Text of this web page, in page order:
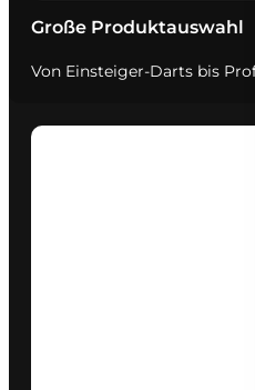
Große Produktauswahl
Von Einsteiger-Darts bis